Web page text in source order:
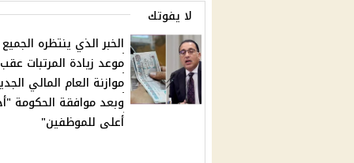
لا يفوتك
الخبر الذي ينتظره
موعد زيادة المرتبات عقب
موازنة العام المالي
وبعد موافقة الحكومة
أعلى للموظفين"